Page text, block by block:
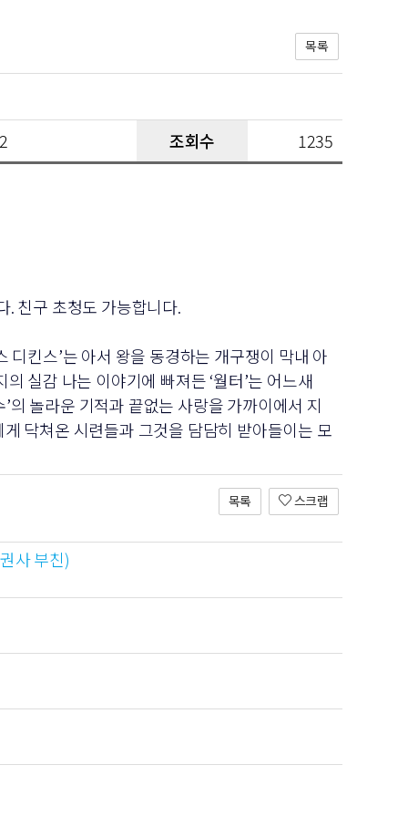
목록
조회수
1235
. 친구 초청도 가능합니다.
디킨스’는 아서 왕을 동경하는 개구쟁이 막내 아
실감 나는 이야기에 빠져든 ‘월터’는 어느새
의 놀라운 기적과 끝없는 사랑을 가까이에서 지
닥쳐온 시련들과 그것을 담담히 받아들이는 모
목록 스크랩
사 부친)